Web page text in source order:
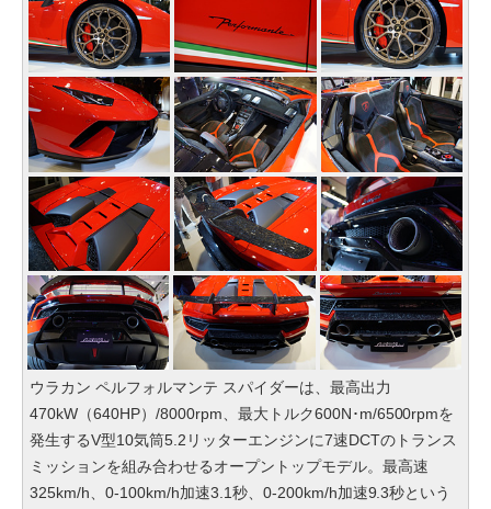
ウラカン ペルフォルマンテ スパイダーは、最高出力
470kW（640HP）/8000rpm、最大トルク600N･m/6500rpmを
発生するV型10気筒5.2リッターエンジンに7速DCTのトランス
ミッションを組み合わせるオープントップモデル。最高速
325km/h、0-100km/h加速3.1秒、0-200km/h加速9.3秒という